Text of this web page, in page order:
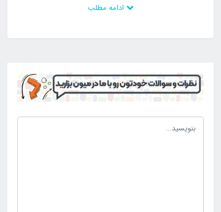
کیسه بوکس بادی مد نظر دارای طرح های متنوع و متعدد
است که می توان بهترین گزینه را خریداری کرد و ساعات
خوشی را در بستری ایمن و استاندارد سپری کرد. کیسه
بوکس بادی مقاومت لازم برای جلوگیری از آسیب با ضربه
زدن به بدنه را دارد و می تواند از آسیب در امان باشد و
دچار پارگی و سوراخ شدن نیز نمی شود. از این رو محصولی